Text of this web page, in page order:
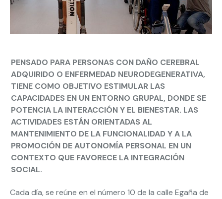
PENSADO PARA PERSONAS CON DAÑO CEREBRAL
ADQUIRIDO O ENFERMEDAD NEURODEGENERATIVA,
TIENE COMO OBJETIVO ESTIMULAR LAS
CAPACIDADES EN UN ENTORNO GRUPAL, DONDE SE
POTENCIA LA INTERACCIÓN Y EL BIENESTAR. LAS
ACTIVIDADES ESTÁN ORIENTADAS AL
MANTENIMIENTO DE LA FUNCIONALIDAD Y A LA
PROMOCIÓN DE AUTONOMÍA PERSONAL EN UN
CONTEXTO QUE FAVORECE LA INTEGRACIÓN
SOCIAL.
Cada día, se reúne en el número 10 de la calle Egaña de